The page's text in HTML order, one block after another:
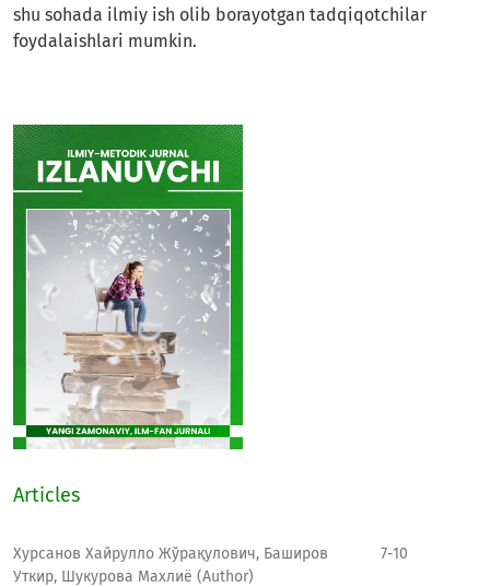
shu sohada ilmiy ish olib borayotgan tadqiqotchilar
foydalaishlari mumkin.
Articles
Хурсанов Хайрулло Жўрақулович, Баширов
Уткир, Шукурова Махлиё (Author)
7-10